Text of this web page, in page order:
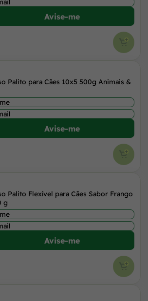
Avise-me
Palito para Cães 10x5 500g Animais &
Avise-me
Palito Flexível para Cães Sabor Frango
g
Avise-me